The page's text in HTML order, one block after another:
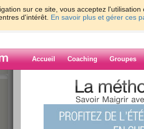
sur ce site, vous acceptez
d'intérêt. En savoir plus et gérer ces
Accueil Coaching Groupes
> > Je fais
Blog de